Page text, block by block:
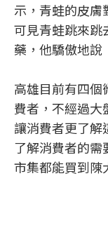
示，青蛙的皮膚
可見青蛙跳來跳
藥，他驕傲地說
高雄目前有四個
費者，不經過
讓消費者更了解
了解消費者的需
市集都能買到陳